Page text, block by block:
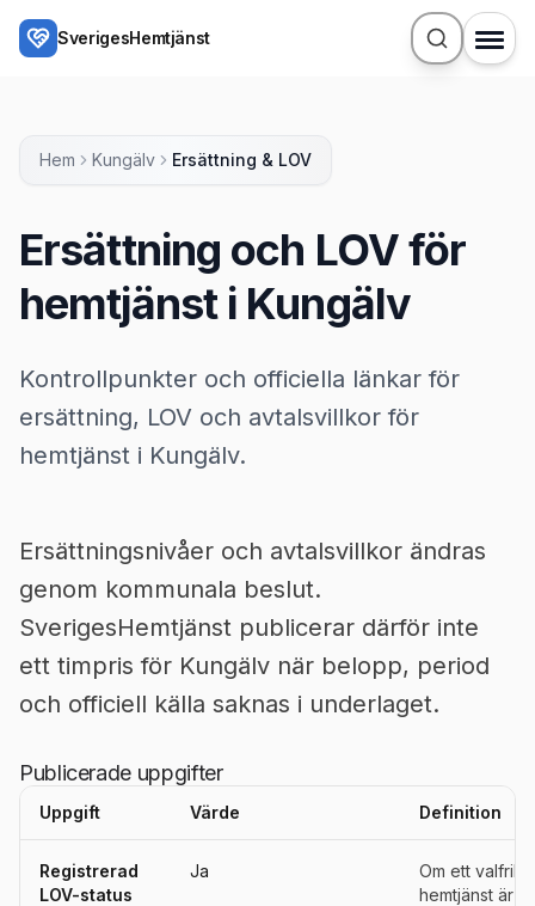
Hoppa till huvudinnehåll
SverigesHemtjänst
Hem Kungälv Ersättning & LOV
Ersättning och LOV för
hemtjänst i Kungälv
Kontrollpunkter och officiella länkar för
ersättning, LOV och avtalsvillkor för
hemtjänst i Kungälv.
Ersättningsnivåer och avtalsvillkor ändras
genom kommunala beslut.
SverigesHemtjänst publicerar därför inte
ett timpris för Kungälv när belopp, period
och officiell källa saknas i underlaget.
Publicerade uppgifter
Uppgift Värde Definition
Registrerad
LOV-status
Ja
Om ett
hemtjänst är